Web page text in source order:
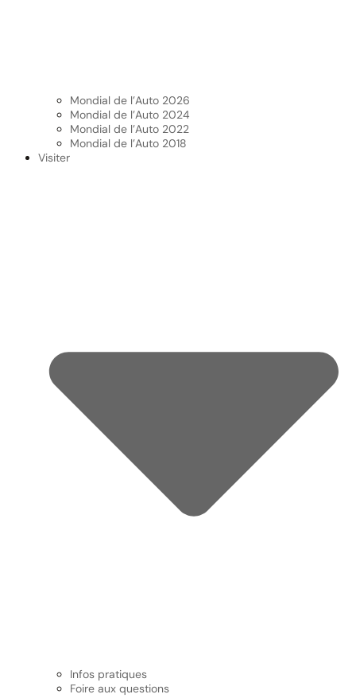
Mondial de l’Auto 2026
Mondial de l’Auto 2024
Mondial de l’Auto 2022
Mondial de l’Auto 2018
Visiter
Infos pratiques
Foire aux questions